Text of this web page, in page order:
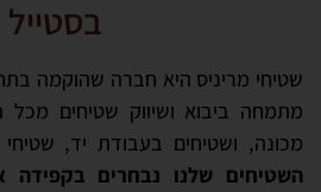
בסטייל
מתמחה ביבוא ושיווק שטיחים מכל
מכונה, ושטיחים בעבודת יד, שטיחי
השטיחים שלנו נבחרים